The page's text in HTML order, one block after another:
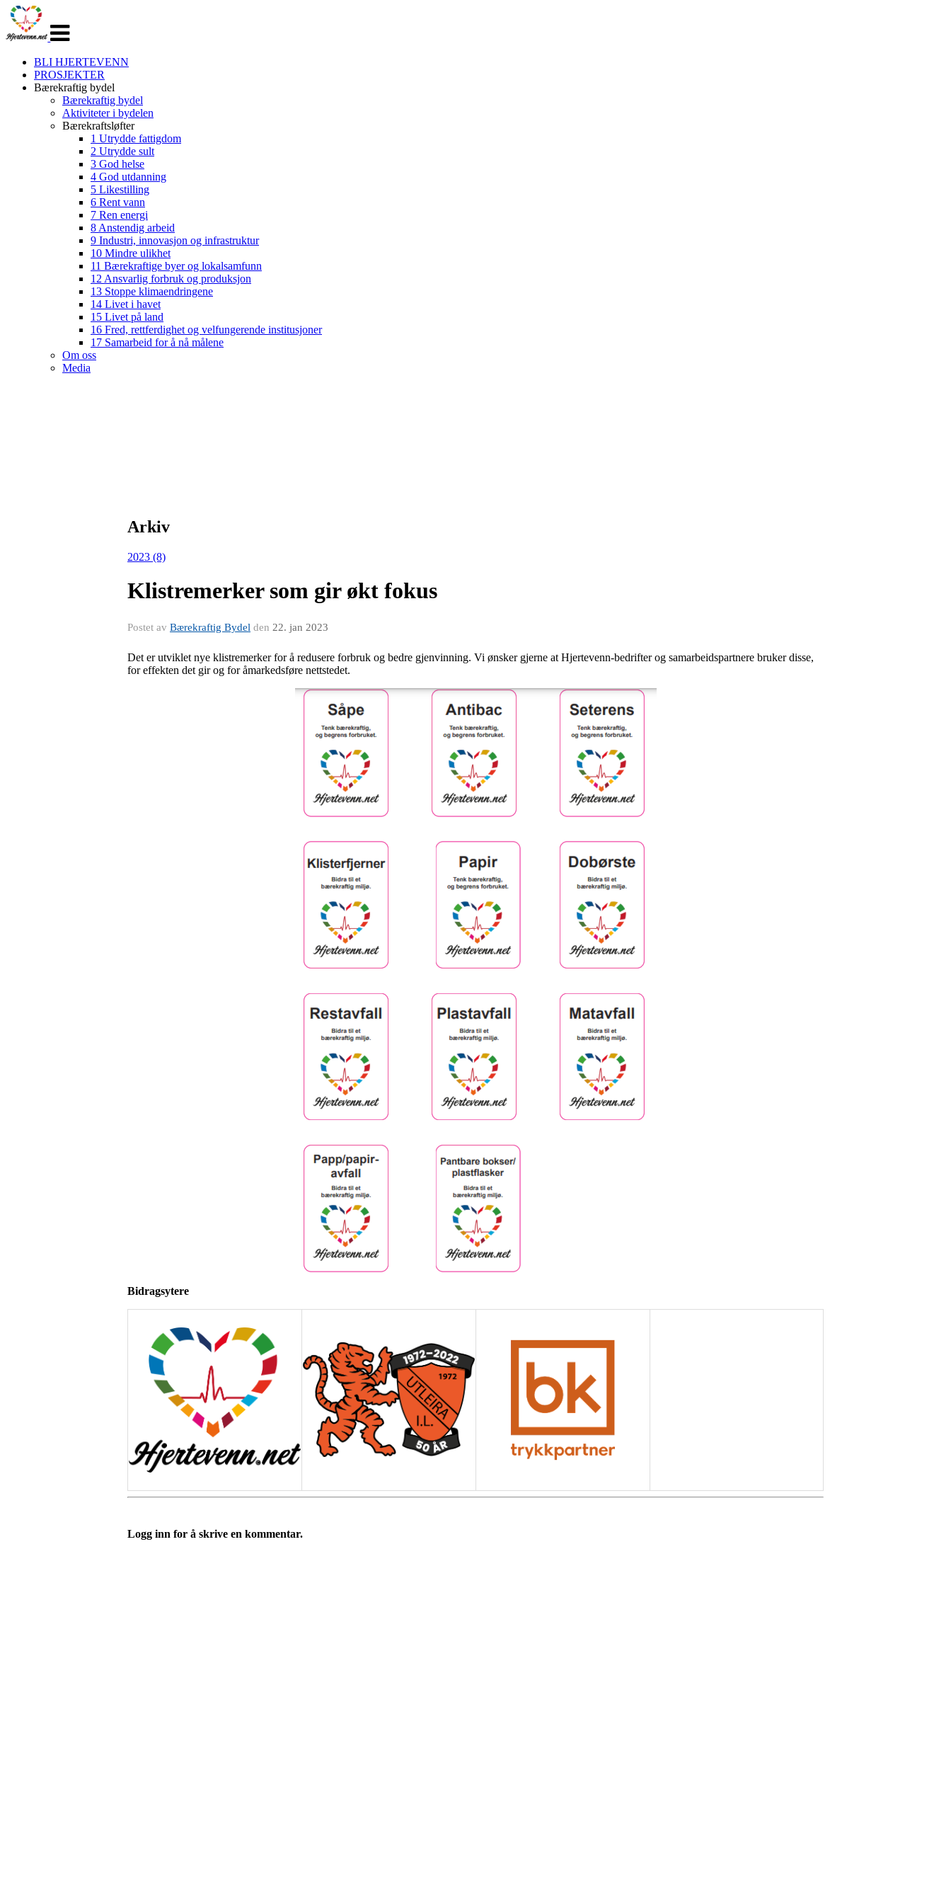
navigasjon
BLI HJERTEVENN
PROSJEKTER
Bærekraftig bydel
Bærekraftig bydel
Aktiviteter i bydelen
Bærekraftsløfter
1 Utrydde fattigdom
2 Utrydde sult
3 God helse
4 God utdanning
5 Likestilling
6 Rent vann
7 Ren energi
8 Anstendig arbeid
9 Industri, innovasjon og infrastruktur
10 Mindre ulikhet
11 Bærekraftige byer og lokalsamfunn
12 Ansvarlig forbruk og produksjon
13 Stoppe klimaendringene
14 Livet i havet
15 Livet på land
16 Fred, rettferdighet og velfungerende institusjoner
17 Samarbeid for å nå målene
Om oss
Media
Arkiv
2023 (8)
Klistremerker som gir økt fokus
Postet av Bærekraftig Bydel den 22. jan 2023
Det er utviklet nye klistremerker for å redusere forbruk og bedre gjenvinning. Vi ønsker gjerne at Hjertevenn-bedrifter og samarbeidspartnere bruker disse,
for effekten det gir og for åmarkedsføre nettstedet.
Bidragsytere
Logg inn for å skrive en kommentar.